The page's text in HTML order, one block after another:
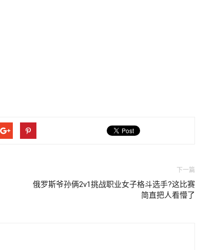
下一篇
俄罗斯爷孙俩2v1挑战职业女子格斗选手?这比赛
简直把人看懵了